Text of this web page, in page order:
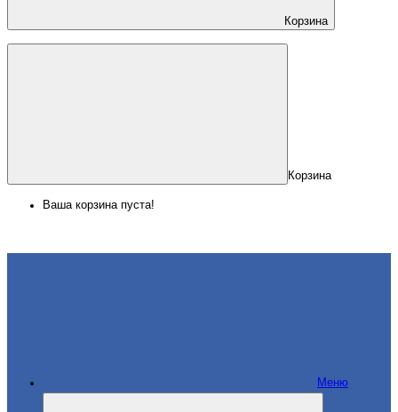
Корзина
Корзина
Ваша корзина пуста!
Меню